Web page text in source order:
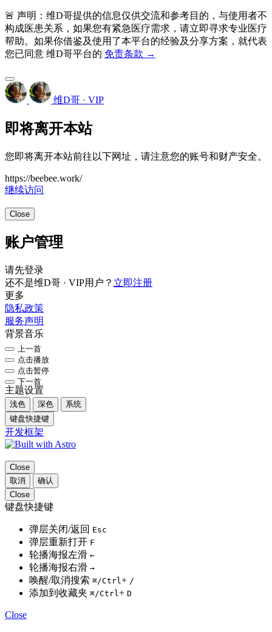
🚨 声明：维D哥提供的信息仅供交流和参考目的，与使用者不
构成医患关系，如果您有紧急医疗需求，请立即寻求专业医疗
帮助。如果你借鉴及使用了本平台的经验及分享方案，就代表
您已同意 维D哥平台的 免责条款 →
维D哥 · VIP
即将离开本站
您即将离开本站前往以下网址，请注意您的账号和财产安全。
https://beebee.work/
继续访问
Close
账户管理
请先登录
还不是维D哥 · VIP用户？ 立即注册
更多
隐私政策
服务声明
背景音乐
上一首
点击播放
点击暂停
下一首
主题设置
浅色 深色
系统
键盘快捷键
开发框架
Close
取消
确认
Close
键盘快捷键
弹层关闭/返回 Esc
弹层重新打开 F
轮播海报左滑 ←
轮播海报右滑 →
唤醒/取消搜索 ⌘/Ctrl+ /
添加到收藏夹 ⌘/Ctrl+ D
Close